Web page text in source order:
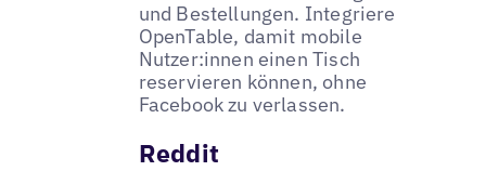
und Bestellungen. Integriere
OpenTable, damit mobile
Nutzer:innen einen Tisch
reservieren können, ohne
Facebook zu verlassen.
Reddit